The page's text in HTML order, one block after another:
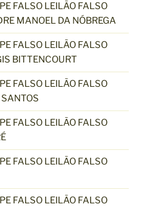
FALSO LEILÃO FALSO
MANOEL DA NÓBREGA
FALSO LEILÃO FALSO
BITTENCOURT
FALSO LEILÃO FALSO
FALSO LEILÃO FALSO
FALSO LEILÃO FALSO
FALSO LEILÃO FALSO